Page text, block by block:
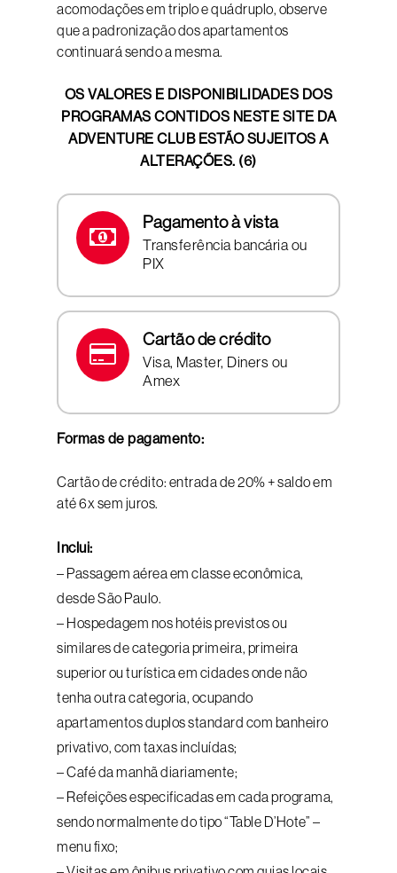
acomodações em triplo e quádruplo, observe
que a padronização dos apartamentos
continuará sendo a mesma.
OS VALORES E DISPONIBILIDADES DOS
PROGRAMAS CONTIDOS NESTE SITE DA
ADVENTURE CLUB ESTÃO SUJEITOS A
ALTERAÇÕES. (6)
Pagamento à vista
Transferência bancária ou
PIX
Cartão de crédito
Visa, Master, Diners ou
Amex
Formas de pagamento:
Cartão de crédito: entrada de 20% + saldo em
até 6x sem juros.
Inclui:
– Passagem aérea em classe econômica,
desde São Paulo.
– Hospedagem nos hotéis previstos ou
similares de categoria primeira, primeira
superior ou turística em cidades onde não
tenha outra categoria, ocupando
apartamentos duplos standard com banheiro
privativo, com taxas incluídas;
– Café da manhã diariamente;
– Refeições especificadas em cada programa,
sendo normalmente do tipo “Table D’Hote” –
menu fixo;